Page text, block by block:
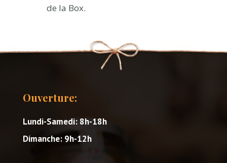
de la Box.
Ouverture:
Lundi-Samedi: 8h-18h
Dimanche: 9h-12h